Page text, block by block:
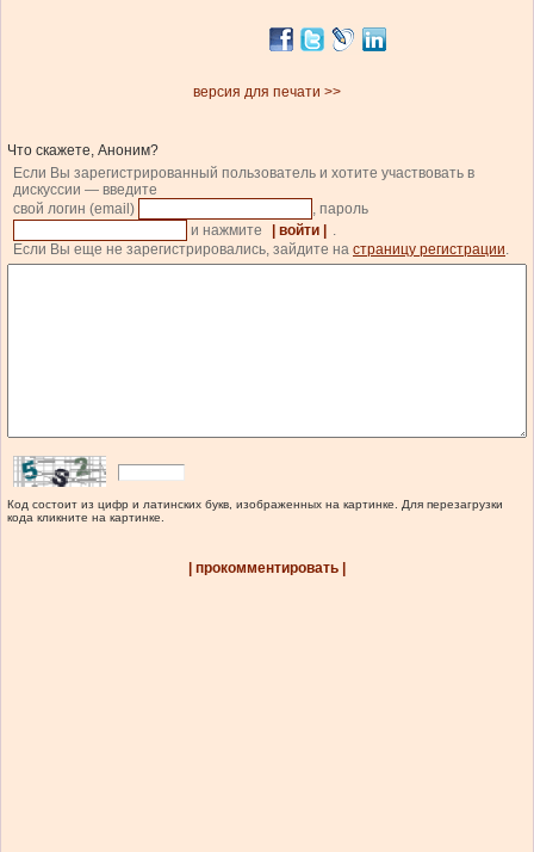
версия для печати >>
Что скажете, Аноним?
Если Вы зарегистрированный пользователь и хотите участвовать в
дискуссии — введите
свой логин (email)
, пароль
и нажмите
| войти |
.
Если Вы еще не зарегистрировались, зайдите на страницу регистрации.
Код состоит из цифр и латинских букв, изображенных на картинке. Для перезагрузки
кода кликните на картинке.
| прокомментировать |